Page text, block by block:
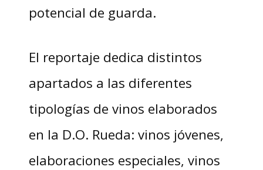
potencial de guarda.
El reportaje dedica distintos
apartados a las diferentes
tipologías de vinos elaborados
en la D.O. Rueda: vinos jóvenes,
elaboraciones especiales, vinos